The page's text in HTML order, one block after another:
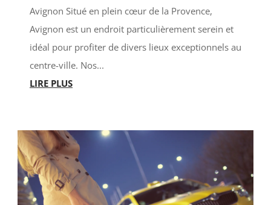
Avignon Situé en plein cœur de la Provence,
Avignon est un endroit particulièrement serein et
idéal pour profiter de divers lieux exceptionnels au
centre-ville. Nos...
LIRE PLUS